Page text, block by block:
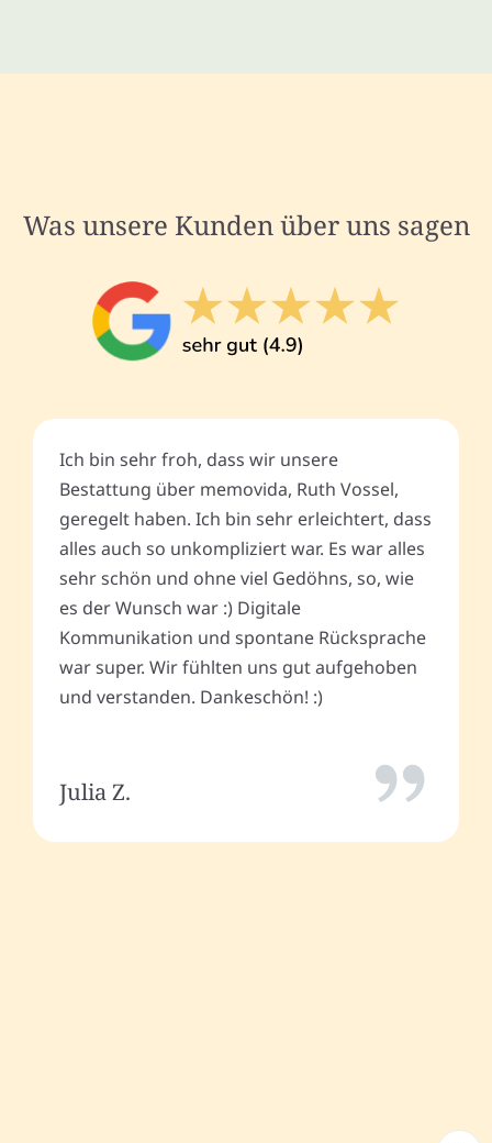
Was unsere Kunden über uns sagen
Ich bin sehr froh, dass wir unsere
Bestattung über memovida, Ruth Vossel,
geregelt haben. Ich bin sehr erleichtert, dass
alles auch so unkompliziert war. Es war alles
sehr schön und ohne viel Gedöhns, so, wie
es der Wunsch war :) Digitale
Kommunikation und spontane Rücksprache
war super. Wir fühlten uns gut aufgehoben
und verstanden. Dankeschön! :)
Julia Z.